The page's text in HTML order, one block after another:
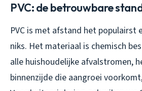
PVC: de betrouwbare
PVC is met afstand het populairst
niks. Het materiaal is chemisch
alle huishoudelijke afvalstromen,
binnenzijde die aangroei